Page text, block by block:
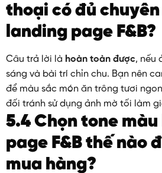
thoại có đủ
landing page F&B?
Câu trả lời là hoàn toàn được, nếu
sáng và bài trí chỉn chu. Bạn nên
để màu sắc món ăn trông tươi
đối tránh sử dụng ảnh mờ tối làm
5.4 Chọn tone
page F&B thế nào
mua hàng?